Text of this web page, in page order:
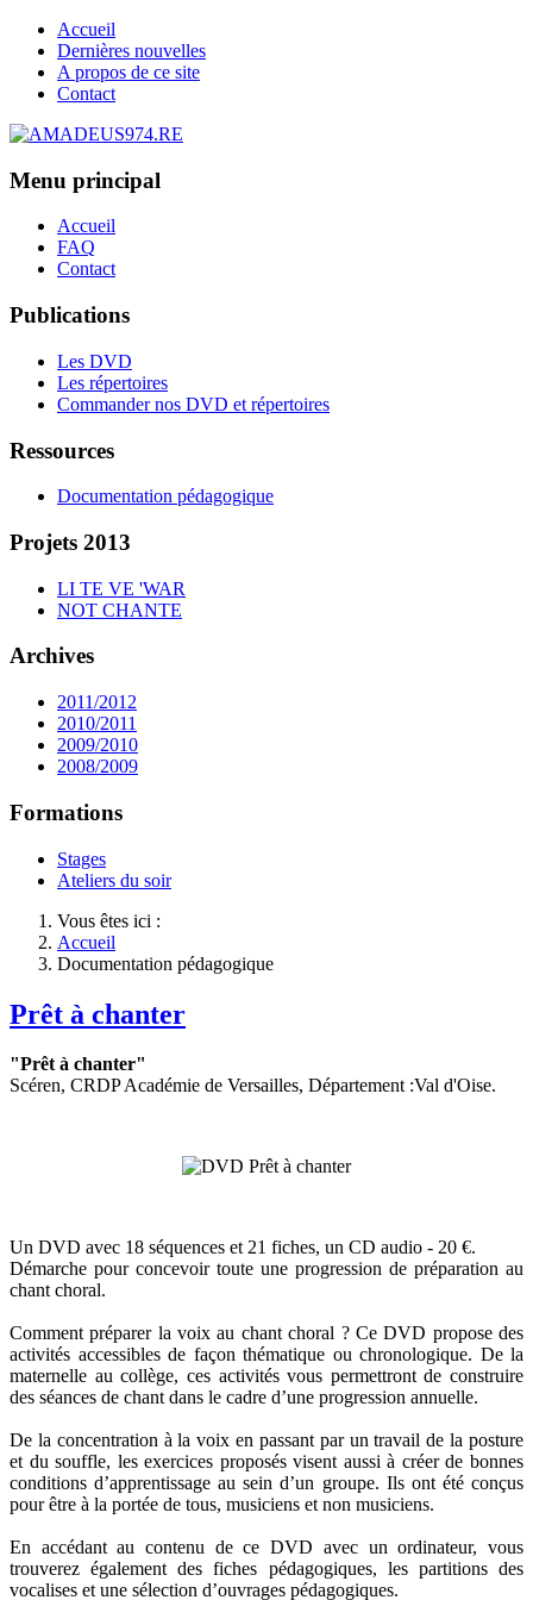
Accueil
Dernières nouvelles
A propos de ce site
Contact
Menu principal
Accueil
FAQ
Contact
Publications
Les DVD
Les répertoires
Commander nos DVD et répertoires
Ressources
Documentation pédagogique
Projets 2013
LI TE VE 'WAR
NOT CHANTE
Archives
2011/2012
2010/2011
2009/2010
2008/2009
Formations
Stages
Ateliers du soir
Vous êtes ici :
Accueil
Documentation pédagogique
Prêt à chanter
"Prêt à chanter"
Scéren, CRDP Académie de Versailles, Département :Val d'Oise.
Un DVD avec 18 séquences et 21 fiches, un CD audio - 20 €.
Démarche pour concevoir toute une progression de préparation au
chant choral.
Comment préparer la voix au chant choral ? Ce DVD propose des
activités accessibles de façon thématique ou chronologique. De la
maternelle au collège, ces activités vous permettront de construire
des séances de chant dans le cadre d’une progression annuelle.
De la concentration à la voix en passant par un travail de la posture
et du souffle, les exercices proposés visent aussi à créer de bonnes
conditions d’apprentissage au sein d’un groupe. Ils ont été conçus
pour être à la portée de tous, musiciens et non musiciens.
En accédant au contenu de ce DVD avec un ordinateur, vous
trouverez également des fiches pédagogiques, les partitions des
vocalises et une sélection d’ouvrages pédagogiques.